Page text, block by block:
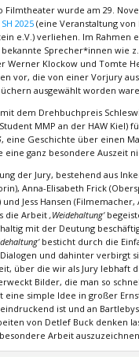
Filmtheater wurde am 29.
2025(eine Veranstaltung
e.V.) verliehen. Im Rahmen
Sprecher*innen wie
Werner Klockow und Tomte
vor, die von einer Vorjury
ausgewählt worden
dem Drehbuchpreis
MMP an der HAW Kiel)
, eine Geschichte über einen
eine ganz besondere Auszeit
der Jury, bestehend aus
Anna-Elisabeth Frick
und Jess Hansen
die Arbeit ‚Weidehaltung‘
mit der Deutung
besticht durch die
und dahinter verbirgt
über die wir als Jury lebhaft
Bilder, die man so
eine simple Idee in großer
ist und an
von Detlef Buck denken
Arbeit